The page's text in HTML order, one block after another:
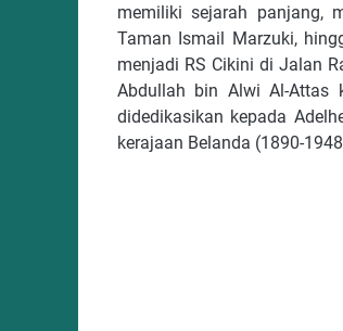
memiliki sejarah panjang,
Taman Ismail Marzuki,
menjadi RS Cikini di Jalan
Abdullah bin Alwi Al-Attas
didedikasikan kepada
kerajaan Belanda (1890-